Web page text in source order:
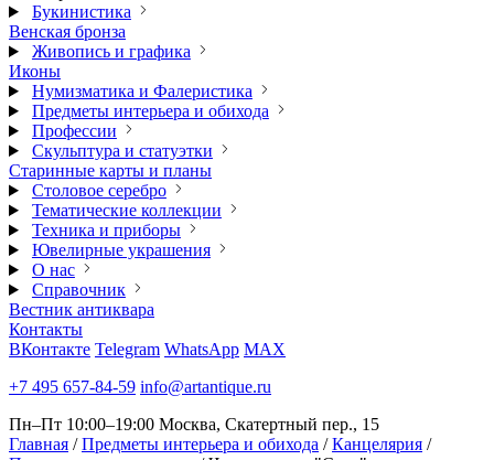
Букинистика
Венская бронза
Живопись и графика
Иконы
Нумизматика и Фалеристика
Предметы интерьера и обихода
Профессии
Скульптура и статуэтки
Старинные карты и планы
Столовое серебро
Тематические коллекции
Техника и приборы
Ювелирные украшения
О нас
Справочник
Вестник антиквара
Контакты
ВКонтакте Telegram WhatsApp MAX
+7 495 657-84-59 info@artantique.ru
Пн–Пт 10:00–19:00 Москва, Скатертный пер., 15
Главная / Предметы интерьера и обихода / Канцелярия /